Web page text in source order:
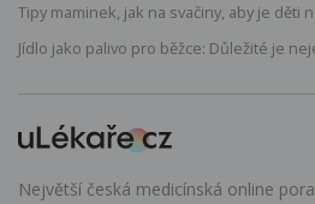
Tipy maminek, jak na svačiny, aby je
Jídlo jako palivo pro běžce: Důležité je
Největší česká medicínská online